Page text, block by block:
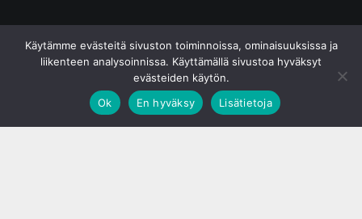
Käytämme evästeitä sivuston toiminnoissa, ominaisuuksissa ja
liikenteen analysoinnissa. Käyttämällä sivustoa hyväksyt
evästeiden käytön.
Ok
En hyväksy Lisätietoja